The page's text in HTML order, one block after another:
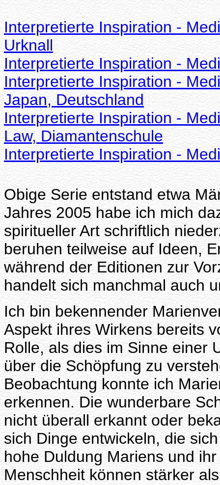
Interpretierte Inspiration -
Urknall
Interpretierte Inspiration -
Interpretierte Inspiration -
Japan, Deutschland
Interpretierte Inspiration -
Law, Diamantenschule
Interpretierte Inspiration -
Obige Serie entstand etwa
Jahres 2005 habe ich mich
spiritueller Art schriftlich
beruhen teilweise auf Ideen,
während der Editionen zur
handelt sich manchmal auch
Ich bin bekennender
Aspekt ihres Wirkens bereits
Rolle, als dies im Sinne einer
über die Schöpfung zu
Beobachtung konnte ich
erkennen. Die wunderbare
nicht überall erkannt oder
sich Dinge entwickeln, die
hohe Duldung Mariens und
Menschheit können stärker